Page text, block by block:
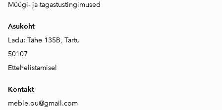
Müügi- ja tagastustingimused
Asukoht
Ladu: Tähe 135B, Tartu
50107
Ettehelistamisel
Kontakt
meble.ou@gmail.com